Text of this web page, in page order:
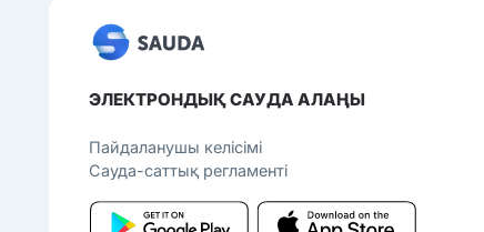
ЭЛЕКТРОНДЫҚ САУДА АЛАҢЫ
Пайдаланушы келісімі
Сауда-саттық регламенті